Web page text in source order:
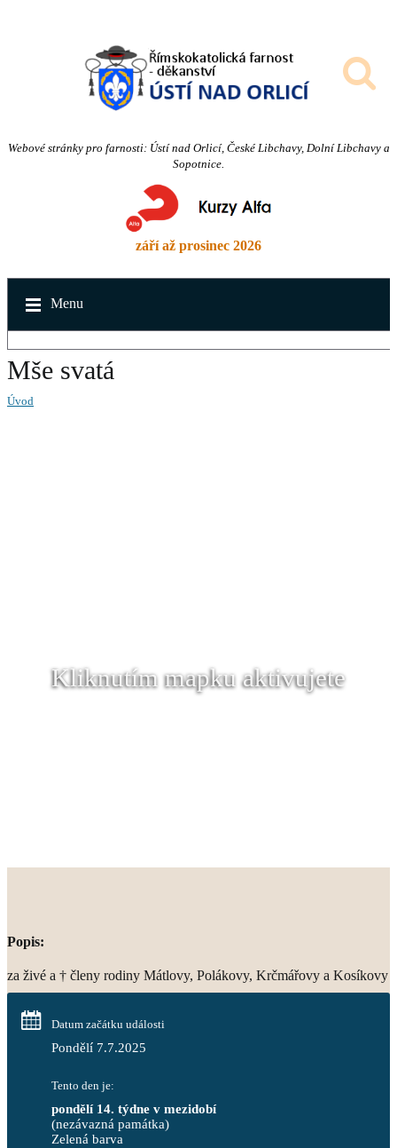
Webové stránky pro farnosti: Ústí nad Orlicí, České Libchavy, Dolní Libchavy a
Sopotnice.
září až prosinec 2026
Menu
Mše svatá
Úvod
Kliknutím mapku aktivujete
Popis:
za živé a † členy rodiny Mátlovy, Polákovy, Krčmářovy a Kosíkovy
Datum začátku události
Pondělí 7.7.2025
Tento den je:
pondělí 14. týdne v mezidobí
(nezávazná památka)
Zelená barva